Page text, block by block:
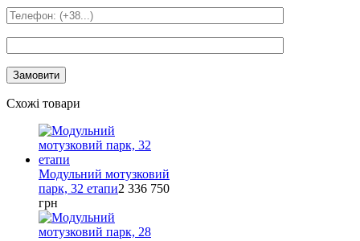
Схожі товари
Модульний мотузковий
парк, 32 етапи2 336 750
грн